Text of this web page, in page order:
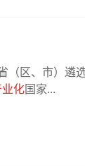
（区、市）遴
化国家...